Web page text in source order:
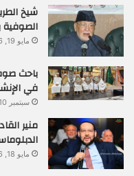
شيخ
الصوفية
مايو 19, 2026
باحث
في
سبتمبر 10, 2025
منير
مايو 18, 2026